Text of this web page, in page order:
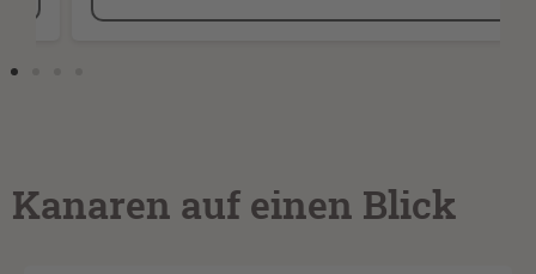
Kanaren auf einen Blick